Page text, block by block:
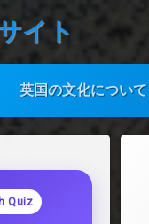
イト
英国の文化について
Quiz